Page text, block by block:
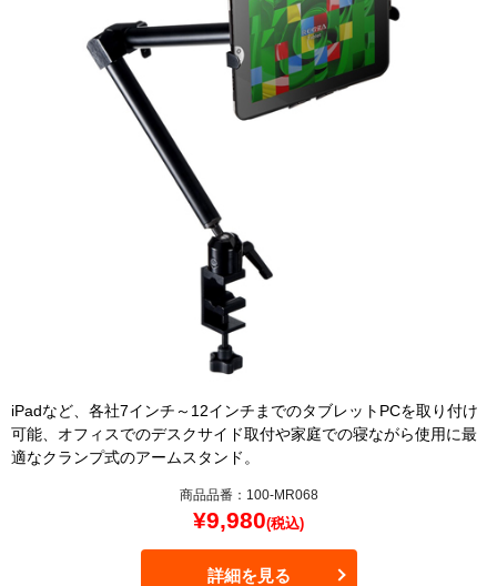
iPadなど、各社7インチ～12インチまでのタブレットPCを取り付け
可能、オフィスでのデスクサイド取付や家庭での寝ながら使用に最
適なクランプ式のアームスタンド。
商品品番：100-MR068
¥9,980(税込)
詳細を見る